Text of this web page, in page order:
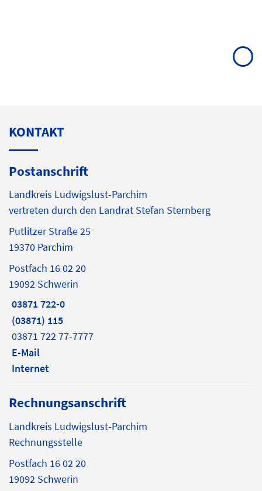
KONTAKT
Postanschrift
Landkreis Ludwigslust-Parchim
vertreten durch den Landrat Stefan Sternberg
Putlitzer Straße 25
19370 Parchim
Postfach 16 02 20
19092 Schwerin
03871 722-0
(03871) 115
03871 722 77-7777
E-Mail
Internet
Rechnungsanschrift
Landkreis Ludwigslust-Parchim
Rechnungsstelle
Postfach 16 02 20
19092 Schwerin